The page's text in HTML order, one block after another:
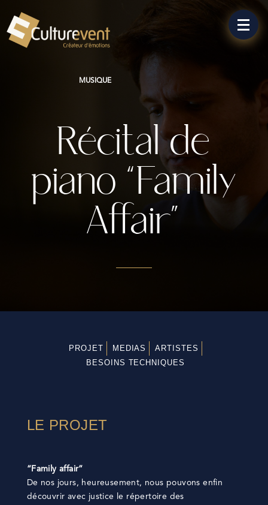
MUSIQUE
Récital de
piano “Family
Affair”
PROJET MEDIAS
ARTISTES
BESOINS TECHNIQUES
LE PROJET
“Family affair”
De nos jours, heureusement, nous pouvons enfin
découvrir avec justice le répertoire des